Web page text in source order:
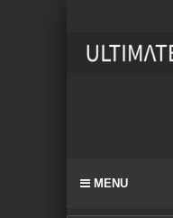
MENU